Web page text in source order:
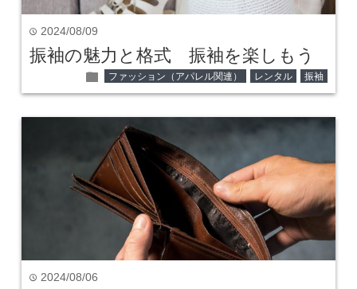
time 2024/08/09
振袖の魅力と格式 振袖を楽しもう
folder ファッション（アパレル関連） レンタル 振袖
time 2024/08/06